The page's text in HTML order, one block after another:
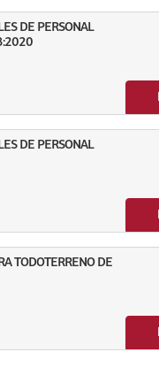
DE PERSONAL
DE PERSONAL
TODOTERRENO DE